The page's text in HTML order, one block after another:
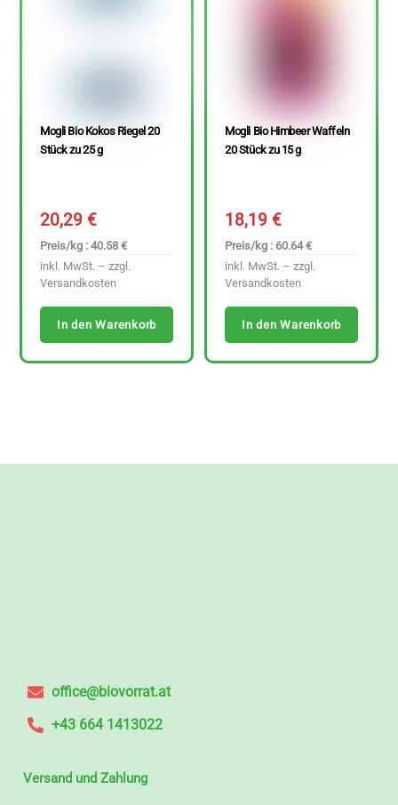
Mogli Bio Kokos Riegel 20
Stück zu 25 g
20,29€
Preis/kg : 40.58 €
inkl. MwSt. – zzgl.
Versandkosten
In den Warenkorb
Mogli Bio Himbeer Waffeln
20 Stück zu 15 g
18,19€
Preis/kg : 60.64 €
inkl. MwSt. – zzgl.
Versandkosten
In den Warenkorb
office@biovorrat.at
+43 664 1413022
Versand und Zahlung